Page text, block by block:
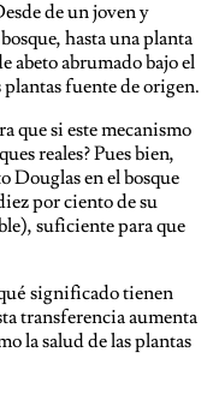
de un joven y
hasta una planta
abeto abrumado bajo el
fuente de origen.
que si este mecanismo
reales? Pues bien,
Douglas en el bosque
por ciento de su
suficiente para que
significado tienen
transferencia aumenta
la salud de las plantas